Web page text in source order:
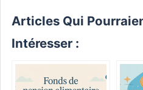
Articles Qui
Intéresser :